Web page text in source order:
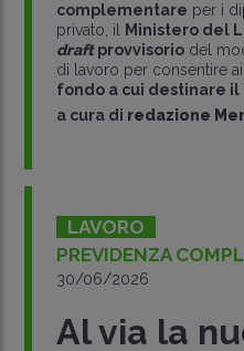
complementare per i
privato, il
Ministero del
draftprovvisoriodel
di lavoro per consentire
fondo a cui destinare il
a cura di redazione
LAVORO
PREVIDENZA
30/06/2026
Al via la